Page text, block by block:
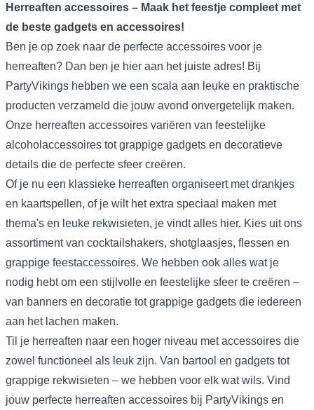
Herreaften accessoires – Maak het feestje compleet met
de beste gadgets en accessoires!
Ben je op zoek naar de perfecte accessoires voor je
herreaften? Dan ben je hier aan het juiste adres! Bij
PartyVikings hebben we een scala aan leuke en praktische
producten verzameld die jouw avond onvergetelijk maken.
Onze herreaften accessoires variëren van feestelijke
alcoholaccessoires tot grappige gadgets en decoratieve
details die de perfecte sfeer creëren.
Of je nu een klassieke herreaften organiseert met drankjes
en kaartspellen, of je wilt het extra speciaal maken met
thema's en leuke rekwisieten, je vindt alles hier. Kies uit ons
assortiment van cocktailshakers, shotglaasjes, flessen en
grappige feestaccessoires. We hebben ook alles wat je
nodig hebt om een stijlvolle en feestelijke sfeer te creëren –
van banners en decoratie tot grappige gadgets die iedereen
aan het lachen maken.
Til je herreaften naar een hoger niveau met accessoires die
zowel functioneel als leuk zijn. Van bartool en gadgets tot
grappige rekwisieten – we hebben voor elk wat wils. Vind
jouw perfecte herreaften accessoires bij PartyVikings en